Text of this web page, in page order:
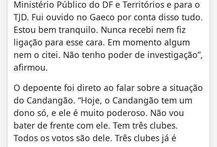
Ministério Público do DF e Territórios e para o
TJD. Fui ouvido no Gaeco por conta disso tudo.
Estou bem tranquilo. Nunca recebi nem fiz
ligação para esse cara. Em momento algum
nem o citei. Não tenho poder de investigação”,
afirmou.
O depoente foi direto ao falar sobre a situação
do Candangão. “Hoje, o Candangão tem um
dono só, e ele é muito poderoso. Não vou
bater de frente com ele. Tem três clubes.
Todos os votos são dele. Três clubes já é